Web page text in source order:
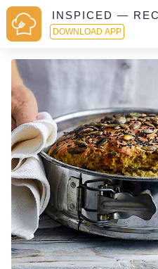
INSPICED —
DOWNLOAD APP